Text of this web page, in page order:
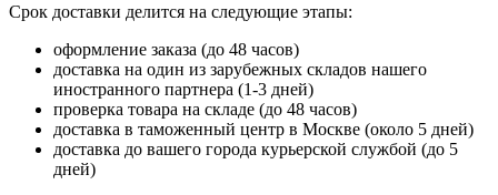
Срок доставки делится на следующие этапы:
оформление заказа (до 48 часов)
доставка на один из зарубежных складов нашего
иностранного партнера (1-3 дней)
проверка товара на складе (до 48 часов)
доставка в таможенный центр в Москве (около 5 дней)
доставка до вашего города курьерской службой (до 5
дней)